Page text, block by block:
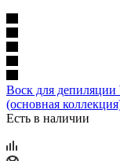
Воск для депиляции
(основная
Есть в наличии